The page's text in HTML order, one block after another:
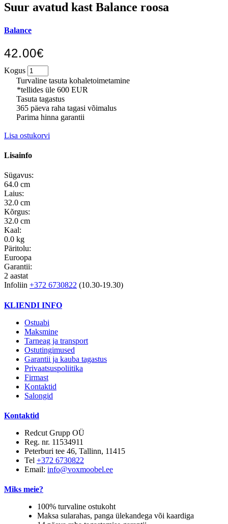
Suur avatud kast Balance roosa
Balance
42.00€
Kogus
Turvaline tasuta kohaletoimetamine
*tellides üle 600 EUR
Tasuta tagastus
365 päeva raha tagasi võimalus
Parima hinna garantii
Lisa ostukorvi
Lisainfo
Sügavus:
64.0 cm
Laius:
32.0 cm
Kõrgus:
32.0 cm
Kaal:
0.0 kg
Päritolu:
Euroopa
Garantii:
2 aastat
Infoliin +372 6730822 (10.30-19.30)
KLIENDI INFO
Ostuabi
Maksmine
Tarneag ja transport
Ostutingimused
Garantii ja kauba tagastus
Privaatsuspoliitika
Firmast
Kontaktid
Salongid
Kontaktid
Redcut Grupp OÜ
Reg. nr. 11534911
Peterburi tee 46, Tallinn, 11415
Tel +372 6730822
Email: info@voxmoobel.ee
Miks meie?
100% turvaline ostukoht
Maksa sularahas, panga ülekandega või kaardiga